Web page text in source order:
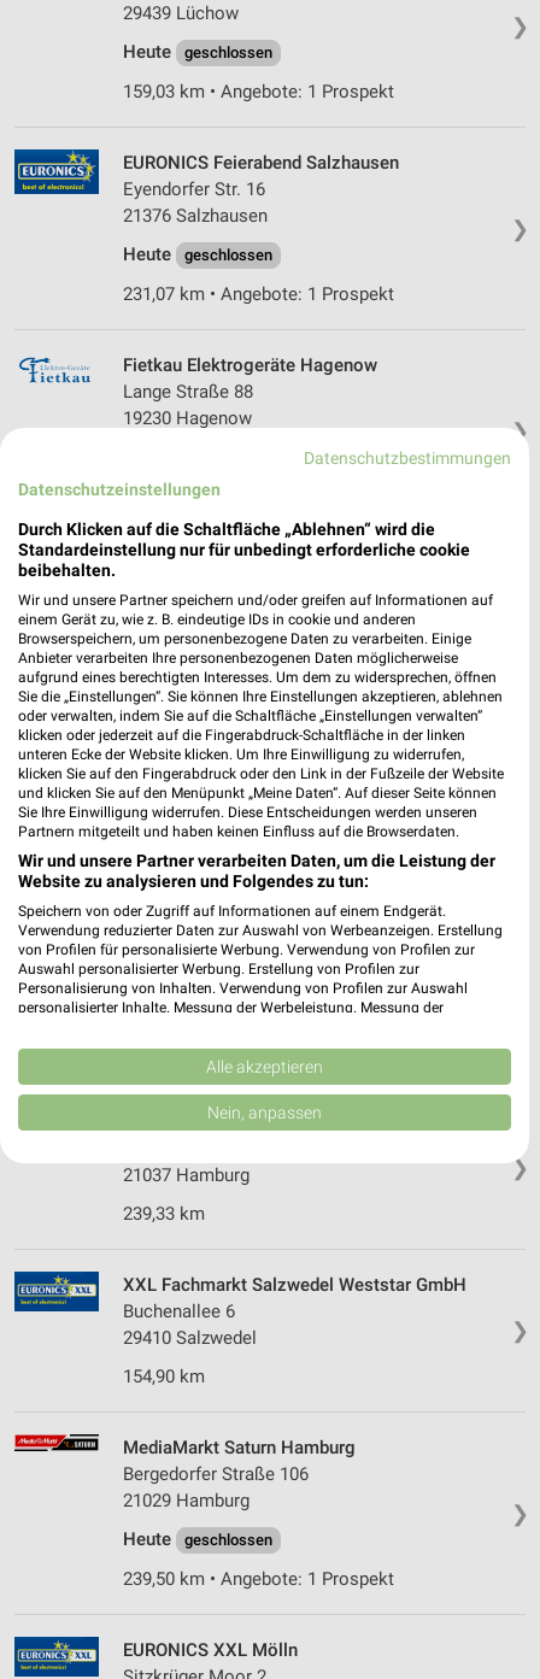
❯
29439 Lüchow
Heute
geschlossen
159,03 km • Angebote: 1 Prospekt
❯
EURONICS Feierabend Salzhausen
Eyendorfer Str. 16
21376 Salzhausen
Heute
geschlossen
231,07 km • Angebote: 1 Prospekt
❯
Fietkau Elektrogeräte Hagenow
Lange Straße 88
19230 Hagenow
179,71 km
Schweriner Str. 15
19230 Hagenow
Heute geschlossen
179,48 km
EURONICS XXL Otto Hagenow
Schweriner Str. 15
19230 Hagenow
179,48 km
Buddenhagen Handels- gesellschaft GmbH &
Co. KG Wentorf
Südring 62
21465 Wentorf
235,73 km • Angebote: 1 Prospekt
❯
media@home Gätjens Hamburg
21037 Hamburg
239,33 km
❯
XXL Fachmarkt Salzwedel Weststar GmbH
Buchenallee 6
29410 Salzwedel
154,90 km
❯
MediaMarkt Saturn Hamburg
Bergedorfer Straße 106
21029 Hamburg
Heute
geschlossen
239,50 km • Angebote: 1 Prospekt
EURONICS XXL Mölln
Datenschutzbestimmungen
Datenschutzeinstellungen
Durch Klicken auf die Schaltfläche „Ablehnen“ wird die
Standardeinstellung nur für unbedingt erforderliche cookie
beibehalten.
Wir und unsere Partner speichern und/oder greifen auf Informationen auf
einem Gerät zu, wie z. B. eindeutige IDs in cookie und anderen
Browserspeichern, um personenbezogene Daten zu verarbeiten. Einige
Anbieter verarbeiten Ihre personenbezogenen Daten möglicherweise
aufgrund eines berechtigten Interesses. Um dem zu widersprechen, öffnen
Sie die „Einstellungen“. Sie können Ihre Einstellungen akzeptieren, ablehnen
oder verwalten, indem Sie auf die Schaltfläche „Einstellungen verwalten“
klicken oder jederzeit auf die Fingerabdruck-Schaltfläche in der linken
unteren Ecke der Website klicken. Um Ihre Einwilligung zu widerrufen,
klicken Sie auf den Fingerabdruck oder den Link in der Fußzeile der Website
und klicken Sie auf den Menüpunkt „Meine Daten“. Auf dieser Seite können
Sie Ihre Einwilligung widerrufen. Diese Entscheidungen werden unseren
Partnern mitgeteilt und haben keinen Einfluss auf die Browserdaten.
Wir und unsere Partner verarbeiten Daten, um die Leistung der
Website zu analysieren und Folgendes zu tun:
Speichern von oder Zugriff auf Informationen auf einem Endgerät.
Verwendung reduzierter Daten zur Auswahl von Werbeanzeigen. Erstellung
von Profilen für personalisierte Werbung. Verwendung von Profilen zur
Auswahl personalisierter Werbung. Erstellung von Profilen zur
Personalisierung von Inhalten. Verwendung von Profilen zur Auswahl
personalisierter Inhalte. Messung der Werbeleistung. Messung der
Kombinationen von Daten aus verschiedenen Quellen. Entwicklung und
Verbesserung der Angebote. Verwendung reduzierter Daten zur Auswahl
von Inhalten.
Daten können außerhalb der Europäischen Union weitergegeben und in die
Website/App.
Speichern von oder Zugriff auf Informationen
auf einem Endgerät
Verwendung reduzierter Daten zur Auswahl von
Werbeanzeigen
Erstellung von Profilen für personalisierte
Werbung
Verwendung von Profilen zur Auswahl
personalisierter Werbung
Erstellung von Profilen zur Personalisierung
Verwendung von Profilen zur Auswahl
personalisierter Inhalte
Alle akzeptieren
Nein, anpassen